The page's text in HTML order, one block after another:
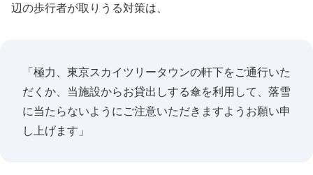
辺の歩行者が取りうる対策は、
「極力、東京スカイツリータウンの軒下をご通行いた
だくか、当施設からお貸出しする傘を利用して、落雪
に当たらないようにご注意いただきますようお願い申
し上げます」